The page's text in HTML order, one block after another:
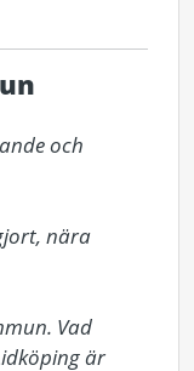
och
nära
Vad
är